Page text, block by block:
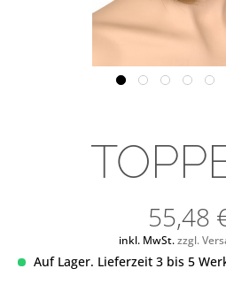
55,48
inkl. MwSt.zzgl.
Auf Lager. Lieferzeit 3 bis 5